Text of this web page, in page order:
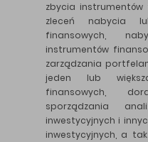
zbycia instrumentów
zleceń nabycia
finansowych,
instrumentów
zarządzania
jeden lub
finansowych,
sporządzania
inwestycyjnych i
inwestycyjnych, a